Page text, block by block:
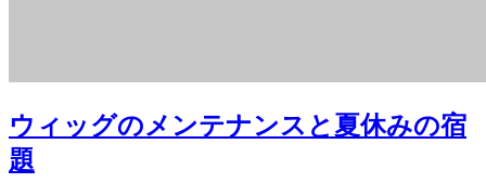
ウィッグのメンテナンスと夏休みの宿
題